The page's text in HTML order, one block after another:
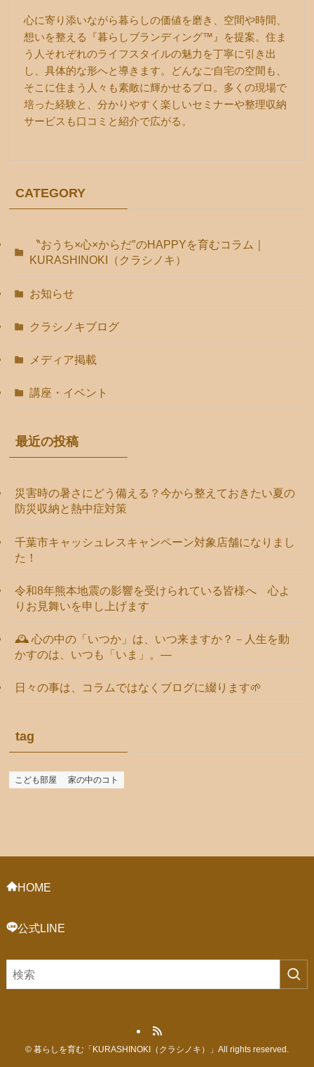
心に寄り添いながら暮らしの価値を磨き、空間や時間、
想いを整える『暮らしブランディング™』を提案。住ま
う人それぞれのライフスタイルの魅力を丁寧に引き出
し、具体的な形へと導きます。どんなご自宅の空間も、
そこに住まう人々も素敵に輝かせるプロ。多くの現場で
培った経験と、分かりやすく楽しいセミナーや整理収納
サービスも口コミと紹介で広がる。
CATEGORY
〝おうち×心×からだ″のHAPPYを育むコラム｜
KURASHINOKI（クラシノキ）
お知らせ
クラシノキブログ
メディア掲載
講座・イベント
最近の投稿
災害時の暑さにどう備える？今から整えておきたい夏の
防災収納と熱中症対策
千葉市キャッシュレスキャンペーン対象店舗になりまし
た！
令和8年熊本地震の影響を受けられている皆様へ 心よ
りお見舞いを申し上げます
🕰️ 心の中の「いつか」は、いつ来ますか？－人生を動
かすのは、いつも「いま」。―
日々の事は、コラムではなくブログに綴ります🌱
tag
こども部屋 家の中のコト
HOME
公式LINE
© 暮らしを育む「KURASHINOKI（クラシノキ）」All rights reserved.